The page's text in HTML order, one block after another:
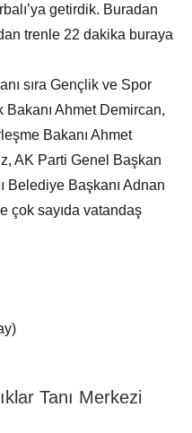
getirdik. Buradan
trenle 22 dakika buraya
sıra Gençlik ve Spor
Bakanı Ahmet Demircan,
Bakanı Ahmet
AK Parti Genel Başkan
Belediye Başkanı Adnan
çok sayıda vatandaş
Tanı Merkezi